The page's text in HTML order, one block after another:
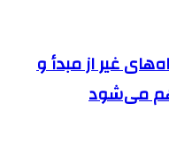
غیر از مبدأ و
می‌شود